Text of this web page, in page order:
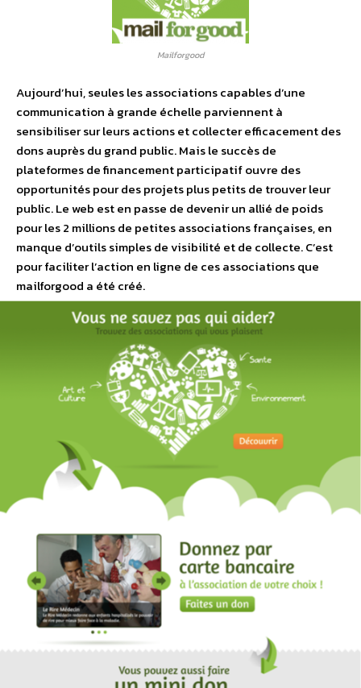
Mailforgood
Aujourd’hui, seules les associations capables d’une
communication à grande échelle parviennent à
sensibiliser sur leurs actions et collecter efficacement des
dons auprès du grand public. Mais le succès de
plateformes de financement participatif ouvre des
opportunités pour des projets plus petits de trouver leur
public. Le web est en passe de devenir un allié de poids
pour les 2 millions de petites associations françaises, en
manque d’outils simples de visibilité et de collecte. C’est
pour faciliter l’action en ligne de ces associations que
mailforgood a été créé.